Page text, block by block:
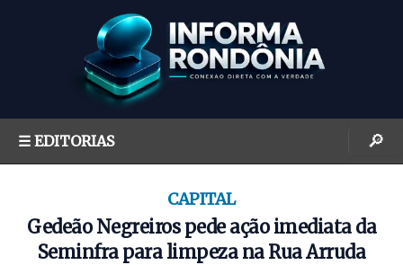
☰ EDITORIAS 🔎
CAPITAL
Gedeão Negreiros pede ação imediata da
Seminfra para limpeza na Rua Arruda